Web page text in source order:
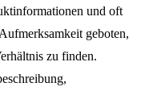
und oft
geboten,
zu finden.